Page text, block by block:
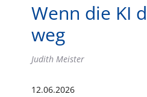
Wenn die KI
weg
Judith Meister
12.06.2026